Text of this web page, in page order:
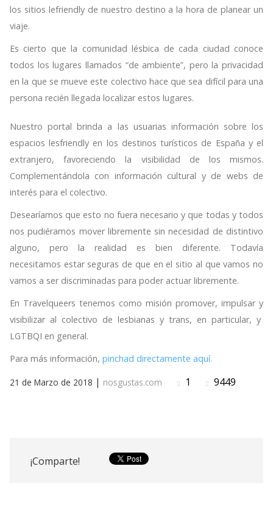
los sitios lefriendly de nuestro destino a la hora de planear un
viaje.
Es cierto que la comunidad lésbica de cada ciudad conoce
todos los lugares llamados “de ambiente”, pero la privacidad
en la que se mueve este colectivo hace que sea difícil para una
persona recién llegada localizar estos lugares.
Nuestro portal brinda a las usuarias información sobre los
espacios lesfriendly en los destinos turísticos de España y el
extranjero, favoreciendo la visibilidad de los mismos.
Complementándola con información cultural y de webs de
interés para el colectivo.
Desearíamos que esto no fuera necesario y que todas y todos
nos pudiéramos mover libremente sin necesidad de distintivo
alguno, pero la realidad es bien diferente. Todavía
necesitamos estar seguras de que en el sitio al que vamos no
vamos a ser discriminadas para poder actuar libremente.
En Travelqueers tenemos como misión promover, impulsar y
visibilizar al colectivo de lesbianas y trans, en particular, y
LGTBQI en general.
Para más información, pinchad directamente aquí.
21 de Marzo de 2018 | nosgustas.com 1 9449
¡Comparte!